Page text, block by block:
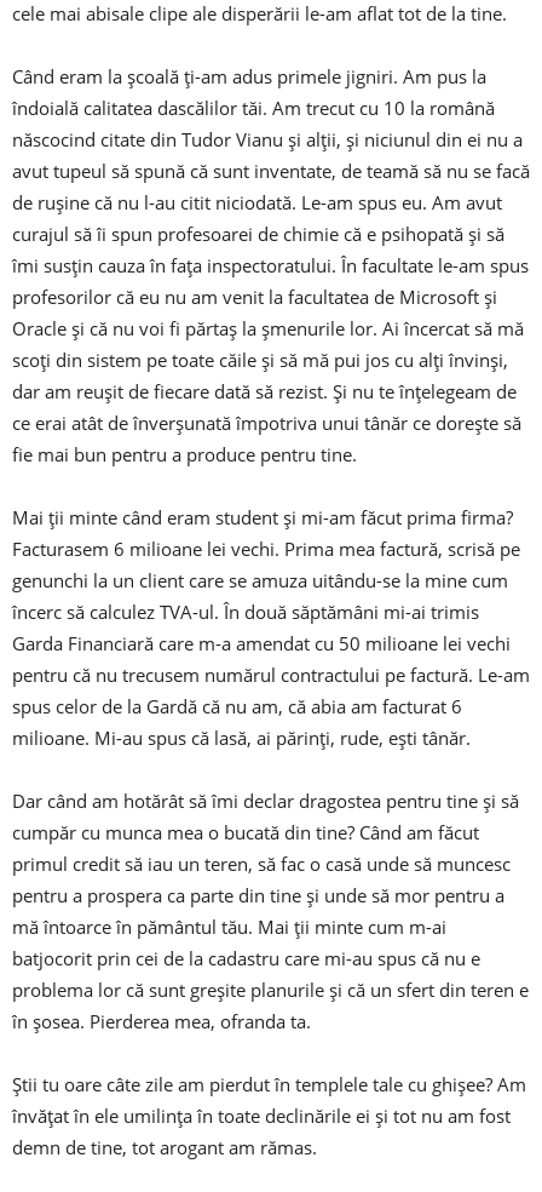
cele mai abisale clipe ale disperării le-am aflat tot de la tine.
Când eram la școală ți-am adus primele jigniri. Am pus la
îndoială calitatea dascălilor tăi. Am trecut cu 10 la română
născocind citate din Tudor Vianu și alții, și niciunul din ei nu a
avut tupeul să spună că sunt inventate, de teamă să nu se facă
de rușine că nu l-au citit niciodată. Le-am spus eu. Am avut
curajul să îi spun profesoarei de chimie că e psihopată și să
îmi susțin cauza în fața inspectoratului. În facultate le-am spus
profesorilor că eu nu am venit la facultatea de Microsoft și
Oracle și că nu voi fi părtaș la șmenurile lor. Ai încercat să mă
scoți din sistem pe toate căile și să mă pui jos cu alți învinși,
dar am reușit de fiecare dată să rezist. Și nu te înțelegeam de
ce erai atât de înverșunată împotriva unui tânăr ce dorește să
fie mai bun pentru a produce pentru tine.
Mai ții minte când eram student și mi-am făcut prima firma?
Facturasem 6 milioane lei vechi. Prima mea factură, scrisă pe
genunchi la un client care se amuza uitându-se la mine cum
încerc să calculez TVA-ul. În două săptămâni mi-ai trimis
Garda Financiară care m-a amendat cu 50 milioane lei vechi
pentru că nu trecusem numărul contractului pe factură. Le-am
spus celor de la Gardă că nu am, că abia am facturat 6
milioane. Mi-au spus că lasă, ai părinți, rude, ești tânăr.
Dar când am hotărât să îmi declar dragostea pentru tine și să
cumpăr cu munca mea o bucată din tine? Când am făcut
primul credit să iau un teren, să fac o casă unde să muncesc
pentru a prospera ca parte din tine și unde să mor pentru a
mă întoarce în pământul tău. Mai ții minte cum m-ai
batjocorit prin cei de la cadastru care mi-au spus că nu e
problema lor că sunt greșite planurile și că un sfert din teren e
în șosea. Pierderea mea, ofranda ta.
Știi tu oare câte zile am pierdut în templele tale cu ghișee? Am
învățat în ele umilința în toate declinările ei și tot nu am fost
demn de tine, tot arogant am rămas.